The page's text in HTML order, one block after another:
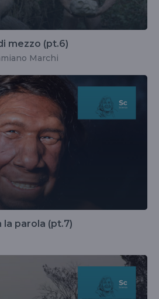
mezzo (pt.6)
Marchi
parola (pt.7)